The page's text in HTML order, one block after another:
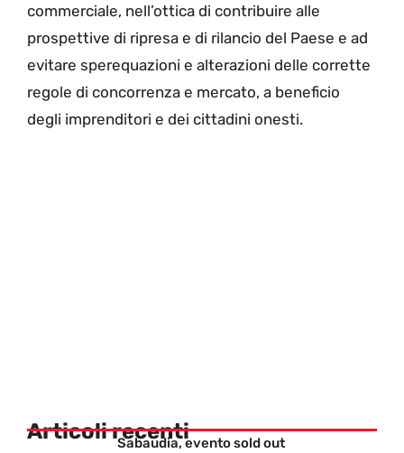
commerciale, nell’ottica di contribuire alle
prospettive di ripresa e di rilancio del Paese e ad
evitare sperequazioni e alterazioni delle corrette
regole di concorrenza e mercato, a beneficio
degli imprenditori e dei cittadini onesti.
Articoli recentiSabaudia, evento sold out